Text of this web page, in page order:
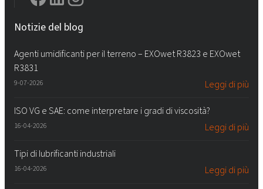
Notizie del blog
Agenti umidificanti per il terreno – EXOwet R3823 e EXOwet
R3831
9-07-2026 Leggi di più
ISO VG e SAE: come interpretare i gradi di viscosità?
16-04-2026 Leggi di più
Tipi di lubrificanti industriali
16-04-2026 Leggi di più